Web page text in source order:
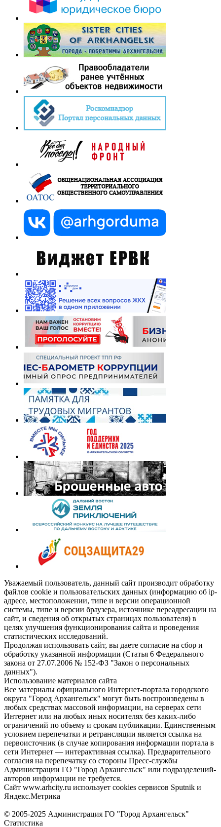
Уважаемый пользователь, данный сайт производит обработку
файлов cookie и пользовательских данных (информацию об ip-
адресе, местоположении, типе и версии операционной
системы, типе и версии браузера, источнике переадресации на
сайт, и сведения об открытых страницах пользователя) в
целях улучшения функционирования сайта и проведения
статистических исследований.
Продолжая использовать сайт, вы даете согласие на сбор и
обработку указанной информации (Статья 6 Федерального
закона от 27.07.2006 № 152-ФЗ "Закон о персональных
данных").
Использование материалов сайта
Все материалы официального Интернет-портала городского
округа "Город Архангельск" могут быть воспроизведены в
любых средствах массовой информации, на серверах сети
Интернет или на любых иных носителях без каких-либо
ограничений по объему и срокам публикации. Единственным
условием перепечатки и ретрансляции является ссылка на
первоисточник (в случае копирования информации портала в
сети Интернет — интерактивная ссылка). Предварительного
согласия на перепечатку со стороны Пресс-службы
Администрации ГО "Город Архангельск" или подразделений-
авторов информации не требуется.
Сайт www.arhcity.ru использует cookies сервисов Sputnik и
Яндекс.Метрика
© 2005-2025 Администрация ГО "Город Архангельск"
Статистика